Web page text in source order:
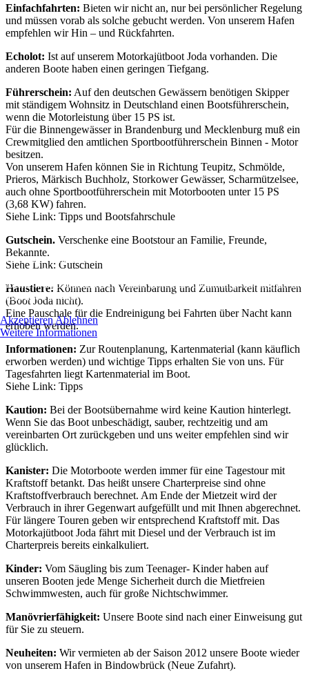
Einfachfahrten: Bieten wir nicht an, nur bei persönlicher Regelung
und müssen vorab als solche gebucht werden. Von unserem Hafen
empfehlen wir Hin – und Rückfahrten.
Echolot: Ist auf unserem Motorkajütboot Joda vorhanden. Die
anderen Boote haben einen geringen Tiefgang.
Führerschein: Auf den deutschen Gewässern benötigen Skipper
mit ständigem Wohnsitz in Deutschland einen Bootsführerschein,
wenn die Motorleistung über 15 PS ist.
Für die Binnengewässer in Brandenburg und Mecklenburg muß ein
Crewmitglied den amtlichen Sportbootführerschein Binnen - Motor
besitzen.
Von unserem Hafen können Sie in Richtung Teupitz, Schmölde,
Prieros, Märkisch Buchholz, Storkower Gewässer, Scharmützelsee,
auch ohne Sportbootführerschein mit Motorbooten unter 15 PS
(3,68 KW) fahren.
Siehe Link: Tipps und Bootsfahrschule
Gutschein. Verschenke eine Bootstour an Familie, Freunde,
Bekannte.
Siehe Link: Gutschein
Haustiere: Können nach Vereinbarung und Zumutbarkeit mitfahren
(Boot Joda nicht).
Eine Pauschale für die Endreinigung bei Fahrten über Nacht kann
erhoben werden.
Informationen: Zur Routenplanung, Kartenmaterial (kann käuflich
erworben werden) und wichtige Tipps erhalten Sie von uns. Für
Tagesfahrten liegt Kartenmaterial im Boot.
Siehe Link: Tipps
Kaution: Bei der Bootsübernahme wird keine Kaution hinterlegt.
Wenn Sie das Boot unbeschädigt, sauber, rechtzeitig und am
vereinbarten Ort zurückgeben und uns weiter empfehlen sind wir
glücklich.
Kanister: Die Motorboote werden immer für eine Tagestour mit
Kraftstoff betankt. Das heißt unsere Charterpreise sind ohne
Kraftstoffverbrauch berechnet. Am Ende der Mietzeit wird der
Verbrauch in ihrer Gegenwart aufgefüllt und mit Ihnen abgerechnet.
Für längere Touren geben wir entsprechend Kraftstoff mit. Das
Motorkajütboot Joda fährt mit Diesel und der Verbrauch ist im
Charterpreis bereits einkalkuliert.
Kinder: Vom Säugling bis zum Teenager- Kinder haben auf
unseren Booten jede Menge Sicherheit durch die Mietfreien
Schwimmwesten, auch für große Nichtschwimmer.
Manövrierfähigkeit: Unsere Boote sind nach einer Einweisung gut
für Sie zu steuern.
Neuheiten: Wir vermieten ab der Saison 2012 unsere Boote wieder
von unserem Hafen in Bindowbrück (Neue Zufahrt).
Wir nutzen Cookies auf unserer Website. Wir verwenden keine
Cookies. Sie können selbst entscheiden, ob Sie die Cookies zulassen
möchten. Bitte beachten Sie, dass bei einer Ablehnung womöglich
mehr alle Funktionalitäten der Seite zur Verfügung stehen.
AkzeptierenAblehnen
Weitere Informationen